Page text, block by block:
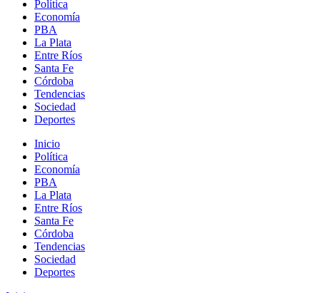
Política
Economía
PBA
La Plata
Entre Ríos
Santa Fe
Córdoba
Tendencias
Sociedad
Deportes
Inicio
Política
Economía
PBA
La Plata
Entre Ríos
Santa Fe
Córdoba
Tendencias
Sociedad
Deportes